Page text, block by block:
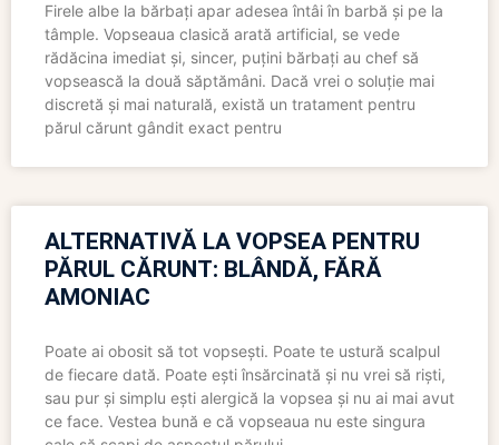
Firele albe la bărbați apar adesea întâi în barbă și pe la
tâmple. Vopseaua clasică arată artificial, se vede
rădăcina imediat și, sincer, puțini bărbați au chef să
vopsească la două săptămâni. Dacă vrei o soluție mai
discretă și mai naturală, există un tratament pentru
părul cărunt gândit exact pentru
ALTERNATIVĂ LA VOPSEA PENTRU
PĂRUL CĂRUNT: BLÂNDĂ, FĂRĂ
AMONIAC
Poate ai obosit să tot vopsești. Poate te ustură scalpul
de fiecare dată. Poate ești însărcinată și nu vrei să riști,
sau pur și simplu ești alergică la vopsea și nu ai mai avut
ce face. Vestea bună e că vopseaua nu este singura